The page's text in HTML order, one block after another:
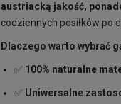
austriacką jakość,
codziennych posiłków po
Dlaczego warto wybrać
✅ 100% naturalne
✅ Uniwersalne